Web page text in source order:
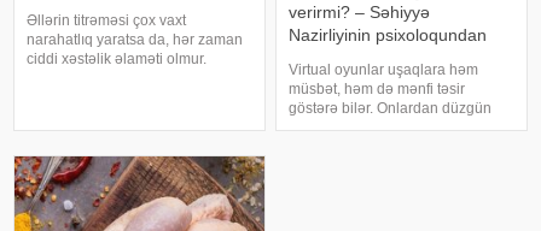
Əllərin titrəməsi çox vaxt
narahatlıq yaratsa da, hər zaman
ciddi xəstəlik əlaməti olmur.
verirmi? – Səhiyyə
Nazirliyinin psixoloqundan
Virtual oyunlar uşaqlara həm
müsbət, həm də mənfi təsir
göstərə bilər. Onlardan düzgün
rejimdə istifadə edildikdə zehni